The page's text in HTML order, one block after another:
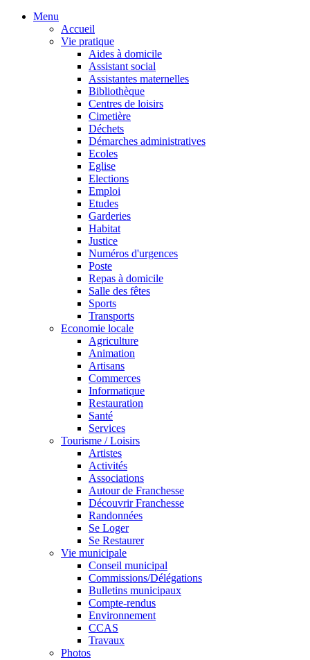
Menu
Accueil
Vie pratique
Aides à domicile
Assistant social
Assistantes maternelles
Bibliothèque
Centres de loisirs
Cimetière
Déchets
Démarches administratives
Ecoles
Eglise
Elections
Emploi
Etudes
Garderies
Habitat
Justice
Numéros d'urgences
Poste
Repas à domicile
Salle des fêtes
Sports
Transports
Economie locale
Agriculture
Animation
Artisans
Commerces
Informatique
Restauration
Santé
Services
Tourisme / Loisirs
Artistes
Activités
Associations
Autour de Franchesse
Découvrir Franchesse
Randonnées
Se Loger
Se Restaurer
Vie municipale
Conseil municipal
Commissions/Délégations
Bulletins municipaux
Compte-rendus
Environnement
CCAS
Travaux
Photos